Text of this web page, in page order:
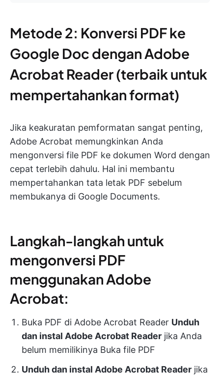
Metode 2: Konversi PDF ke
Google Doc dengan Adobe
Acrobat Reader (terbaik untuk
mempertahankan format)
Jika keakuratan pemformatan sangat penting,
Adobe Acrobat memungkinkan Anda
mengonversi file PDF ke dokumen Word dengan
cepat terlebih dahulu. Hal ini membantu
mempertahankan tata letak PDF sebelum
membukanya di Google Documents.
Langkah-langkah untuk
mengonversi PDF
menggunakan Adobe
Acrobat:
Buka PDF di Adobe Acrobat Reader Unduh
dan instal Adobe Acrobat Reader jika Anda
belum memilikinya Buka file PDF
Unduh dan instal Adobe Acrobat Reader jika